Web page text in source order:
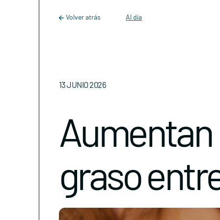
Main Navigation
Volver atrás Al día
13 JUNIO 2026
Aumentan
graso